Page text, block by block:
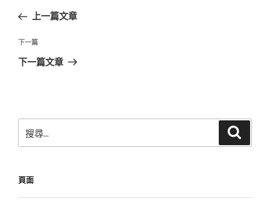
導
覽
一
文
章
上一篇文章
下
一
下一篇
下一篇文章
尋
字:
頁面